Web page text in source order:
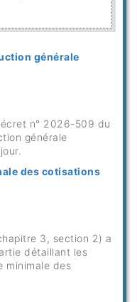
générale
n° 2026-509 du
générale
des cotisations
3, section 2) a
détaillant les
minimale des